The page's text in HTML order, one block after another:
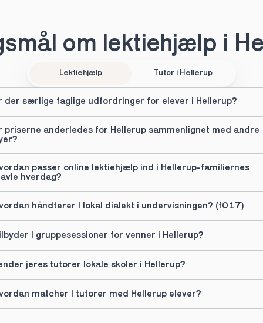
om lektiehjælp i
Lektiehjælp Tutor i Hellerup
der særlige faglige udfordringer for elever i Hellerup?
priserne anderledes for Hellerup sammenlignet med andre
passer online lektiehjælp ind i Hellerup-familiernes
hverdag?
håndterer I lokal dialekt i undervisningen? (f017)
I gruppesessioner for venner i Hellerup?
jeres tutorer lokale skoler i Hellerup?
matcher I tutorer med Hellerup elever?